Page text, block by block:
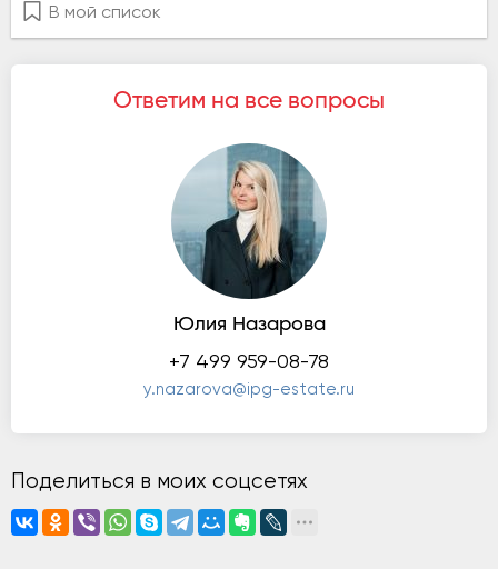
В мой список
Ответим на все вопросы
Юлия Назарова
+7 499 959-08-78
y.nazarova@ipg-estate.ru
Поделиться в моих соцсетях